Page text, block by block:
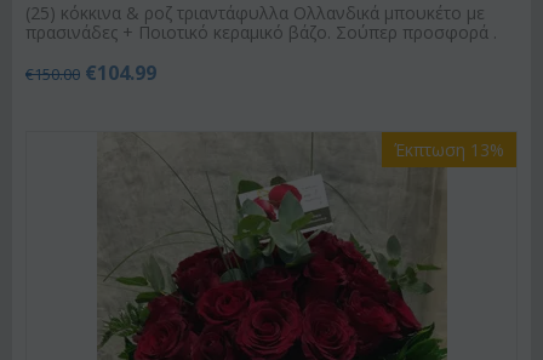
(25) κόκκινα & ροζ τριαντάφυλλα Ολλανδικά μπουκέτο με
πρασινάδες + Ποιοτικό κεραμικό βάζο. Σούπερ προσφορά .
€150.00 €104.99
Έκπτωση 13%